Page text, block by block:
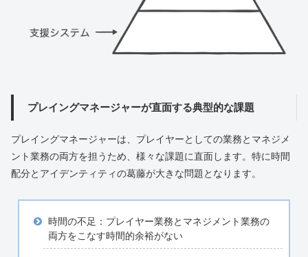
プレイングマネージャーが直面する典型的な課題
プレイングマネージャーは、プレイヤーとしての業務とマネジメ
ント業務の両方を担うため、様々な課題に直面します。特に時間
配分とアイデンティティの葛藤が大きな問題となります。
時間の不足：プレイヤー業務とマネジメント業務の
両方をこなす時間的余裕がない